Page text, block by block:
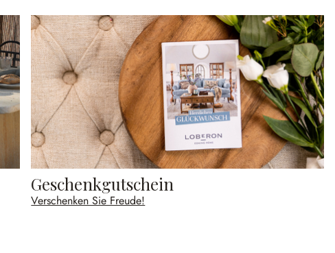
Geschenkgutschein
Verschenken Sie Freude!